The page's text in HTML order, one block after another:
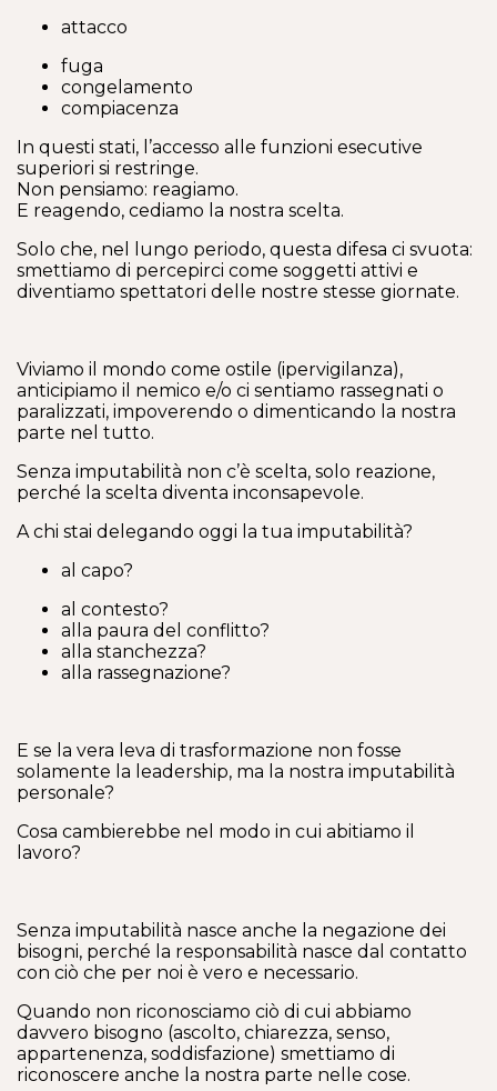
attacco
fuga
congelamento
compiacenza
In questi stati, l’accesso alle funzioni esecutive
superiori si restringe.
Non pensiamo: reagiamo.
E reagendo, cediamo la nostra scelta.
Solo che, nel lungo periodo, questa difesa ci svuota:
smettiamo di percepirci come soggetti attivi e
diventiamo spettatori delle nostre stesse giornate.
Viviamo il mondo come ostile (ipervigilanza),
anticipiamo il nemico e/o ci sentiamo rassegnati o
paralizzati, impoverendo o dimenticando la nostra
parte nel tutto.
Senza imputabilità non c’è scelta, solo reazione,
perché la scelta diventa inconsapevole.
A chi stai delegando oggi la tua imputabilità?
al capo?
al contesto?
alla paura del conflitto?
alla stanchezza?
alla rassegnazione?
E se la vera leva di trasformazione non fosse
solamente la leadership, ma la nostra imputabilità
personale?
Cosa cambierebbe nel modo in cui abitiamo il
lavoro?
Senza imputabilità nasce anche la negazione dei
bisogni, perché la responsabilità nasce dal contatto
con ciò che per noi è vero e necessario.
Quando non riconosciamo ciò di cui abbiamo
davvero bisogno (ascolto, chiarezza, senso,
appartenenza, soddisfazione) smettiamo di
riconoscere anche la nostra parte nelle cose.